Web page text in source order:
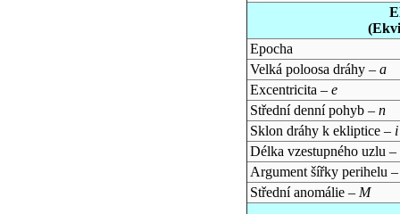
Epocha
Velká poloosa dráhy – a
Excentricita – e
Střední denní pohyb – n
Sklon dráhy k ekliptice – i
Délka vzestupného uzlu –
Argument šířky perihelu
Střední anomálie – M